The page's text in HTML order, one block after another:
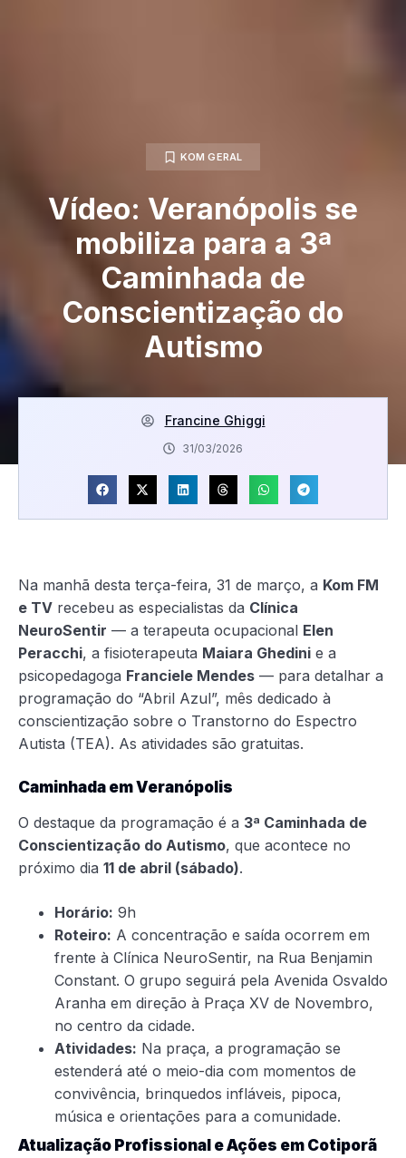
KOM GERAL
Vídeo: Veranópolis se
mobiliza para a 3ª
Caminhada de
Conscientização do
Autismo
Francine Ghiggi
31/03/2026
Na manhã desta terça-feira, 31 de março, a Kom FM
e TV recebeu as especialistas da Clínica
NeuroSentir — a terapeuta ocupacional Elen
Peracchi, a fisioterapeuta Maiara Ghedini e a
psicopedagoga Franciele Mendes — para detalhar a
programação do “Abril Azul”, mês dedicado à
conscientização sobre o Transtorno do Espectro
Autista (TEA). As atividades são gratuitas.
Caminhada em Veranópolis
O destaque da programação é a 3ª Caminhada de
Conscientização do Autismo, que acontece no
próximo dia 11 de abril (sábado).
Horário: 9h
Roteiro: A concentração e saída ocorrem em
frente à Clínica NeuroSentir, na Rua Benjamin
Constant. O grupo seguirá pela Avenida Osvaldo
Aranha em direção à Praça XV de Novembro,
no centro da cidade.
Atividades: Na praça, a programação se
estenderá até o meio-dia com momentos de
convivência, brinquedos infláveis, pipoca,
música e orientações para a comunidade.
Atualização Profissional e Ações em Cotiporã